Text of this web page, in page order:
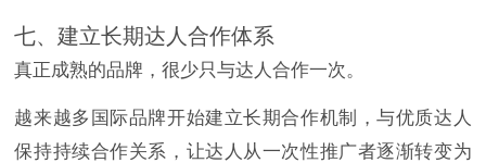
七、建立长期达人合作体系
真正成熟的品牌，很少只与达人合作一次。
越来越多国际品牌开始建立长期合作机制，与优质达人
保持持续合作关系，让达人从一次性推广者逐渐转变为